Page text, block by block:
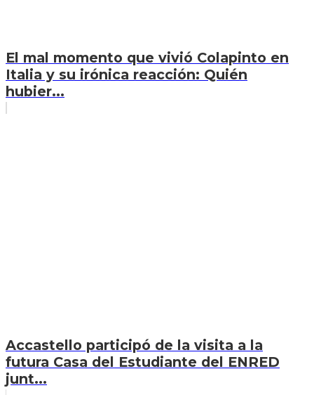
El mal momento que vivió Colapinto en
Italia y su irónica reacción: Quién
hubier...
Accastello participó de la visita a la
futura Casa del Estudiante del ENRED
junt...